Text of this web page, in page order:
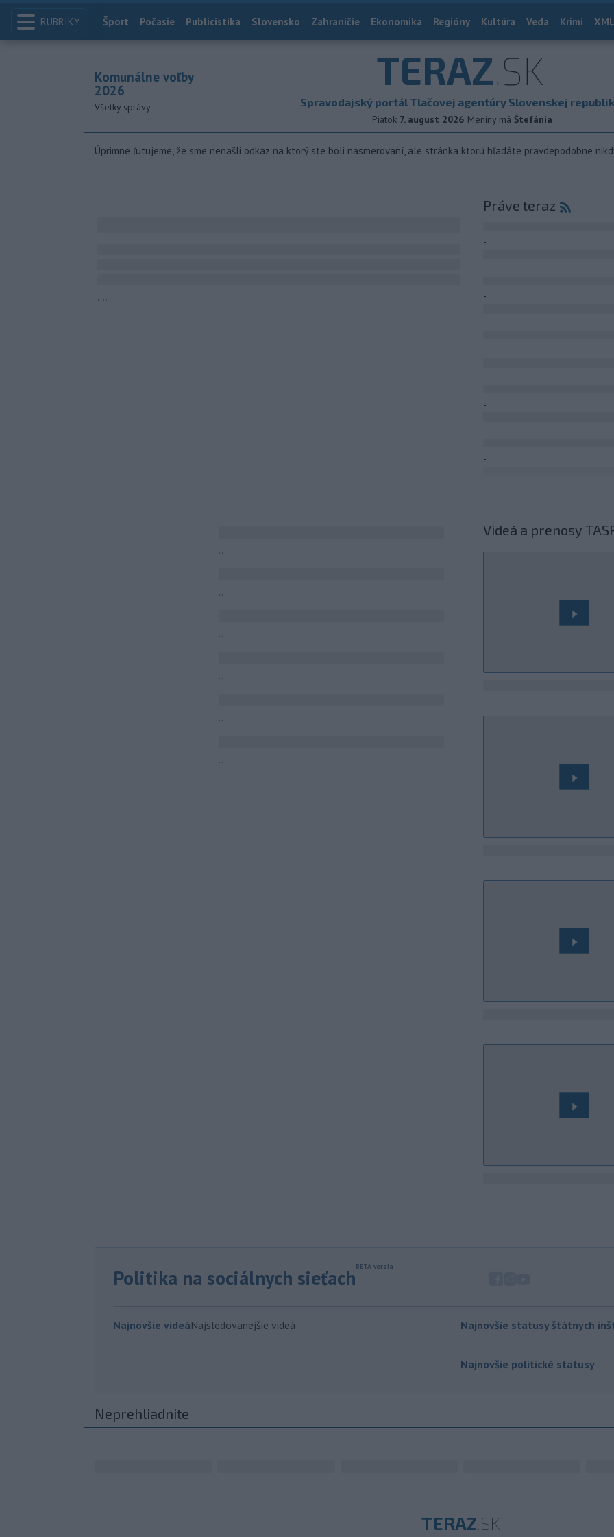
RUBRIKY Index
Šport Počasie Publicistika Slovensko Zahraničie Ekonomika Regióny Kultúra Veda Krimi
TERAZ.SK
Spravodajský portál Tlačovej agentúry Slovenskej
Piatok 7. august 2026 Meniny má Štefánia
Komunálne voľby
2026
Všetky správy
Úprimne ľutujeme, že sme nenašli odkaz na ktorý ste boli nasmerovaní, ale stránka ktorú hľadáte pravdepodobne
....
....
....
....
....
....
....
Práve teraz
-
-
-
-
-
Viac >
Videá a prenosy
Politika na sociálnych sieťach
Najnovšie videáNajsledovanejšie videá Najnovšie statusy štátnych
Najnovšie politické statusy
Neprehliadnite
TERAZ.SK